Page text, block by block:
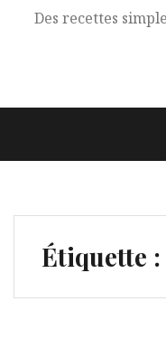
Des recettes
Étiquette :